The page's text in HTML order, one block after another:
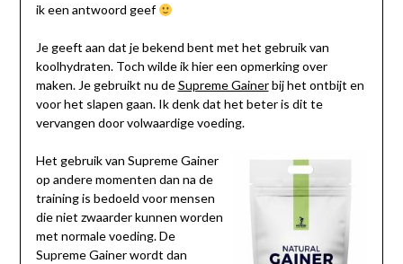
ik een antwoord geef
Je geeft aan dat je bekend bent met het gebruik van
koolhydraten. Toch wilde ik hier een opmerking over
maken. Je gebruikt nu deSupreme Gainerbij het ontbijt en
voor het slapen gaan. Ik denk dat het beter is dit te
vervangen door volwaardige voeding.
Het gebruik van Supreme Gainer
op andere momenten dan na de
training is bedoeld voor mensen
die niet zwaarder kunnen worden
met normale voeding. De
Supreme Gainer wordt dan